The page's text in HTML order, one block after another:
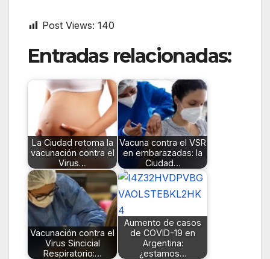
Post Views: 140
Entradas relacionadas:
La Ciudad retoma la
vacunación contra el
Virus…
Vacuna contra el VSR
en embarazadas: la
Ciudad…
Vacunación contra el
Virus Sincicial
Respiratorio:…
Aumento de casos
de COVID-19 en
Argentina:
¿estamos…